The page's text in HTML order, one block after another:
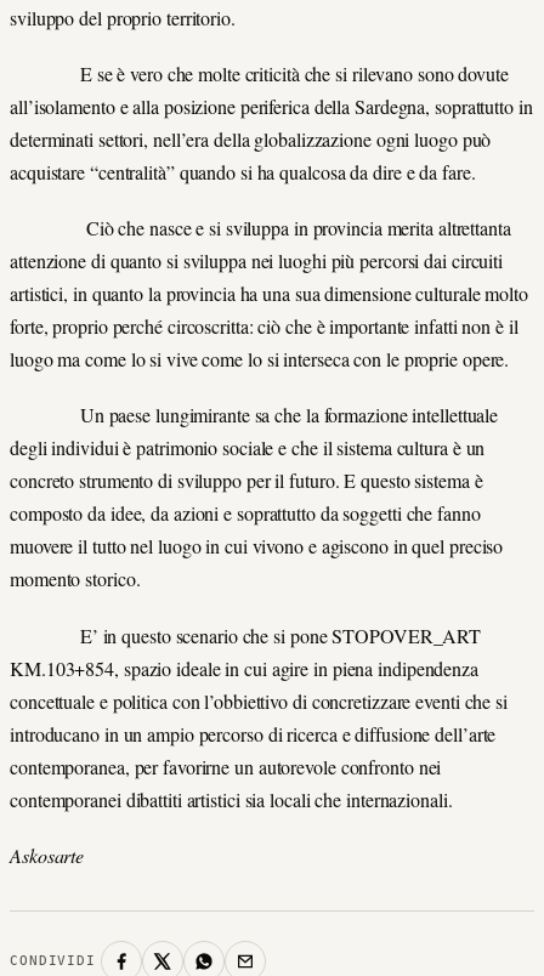
sviluppo del proprio territorio.
E se è vero che molte criticità che si rilevano sono dovute
all’isolamento e alla posizione periferica della Sardegna, soprattutto in
determinati settori, nell’era della globalizzazione ogni luogo può
acquistare “centralità” quando si ha qualcosa da dire e da fare.
Ciò che nasce e si sviluppa in provincia merita altrettanta
attenzione di quanto si sviluppa nei luoghi più percorsi dai circuiti
artistici, in quanto la provincia ha una sua dimensione culturale molto
forte, proprio perché circoscritta: ciò che è importante infatti non è il
luogo ma come lo si vive come lo si interseca con le proprie opere.
Un paese lungimirante sa che la formazione intellettuale
degli individui è patrimonio sociale e che il sistema cultura è un
concreto strumento di sviluppo per il futuro. E questo sistema è
composto da idee, da azioni e soprattutto da soggetti che fanno
muovere il tutto nel luogo in cui vivono e agiscono in quel preciso
momento storico.
E’ in questo scenario che si pone STOPOVER_ART
KM.103+854, spazio ideale in cui agire in piena indipendenza
concettuale e politica con l’obbiettivo di concretizzare eventi che si
introducano in un ampio percorso di ricerca e diffusione dell’arte
contemporanea, per favorirne un autorevole confronto nei
contemporanei dibattiti artistici sia locali che internazionali.
Askosarte
CONDIVIDI